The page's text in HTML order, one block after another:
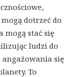
dotrzeć do
mogą stać się
ludzi do
się
To